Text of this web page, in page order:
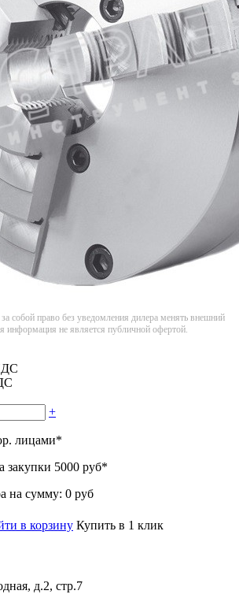
собой право без уведомления дилера менять внешний
информация не является публичной офертой.
+
лицами*
закупки 5000 руб*
на сумму: 0 руб
в корзину Купить в 1 клик
д.2, стр.7